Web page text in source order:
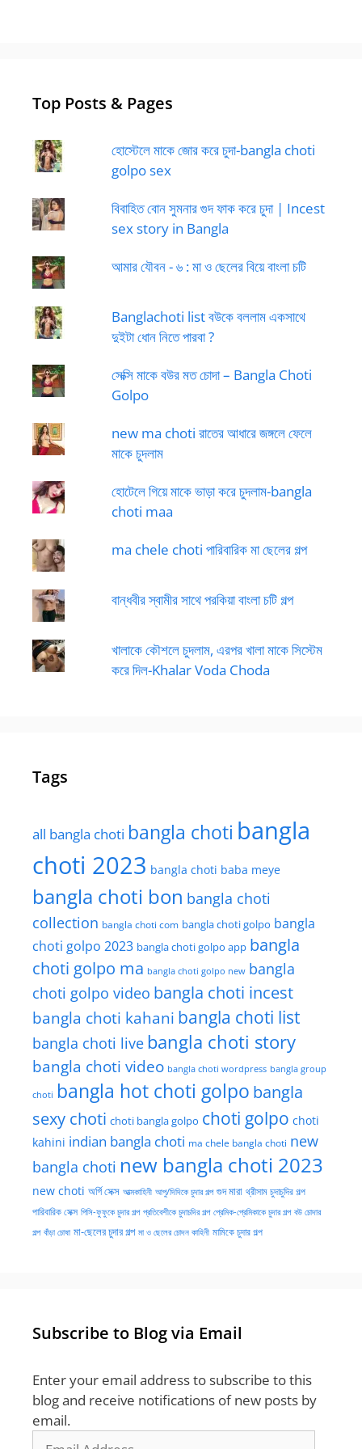
Top Posts & Pages
হোস্টেলে মাকে জোর করে চুদা-bangla choti
golpo sex
বিবাহিত বোন সুমনার গুদ ফাক করে চুদা | Incest
sex story in Bangla
আমার যৌবন - ৬ : মা ও ছেলের বিয়ে বাংলা চটি
Banglachoti list বউকে বললাম একসাথে
দুইটা ধোন নিতে পারবা ?
সেক্সি মাকে বউর মত চোদা – Bangla Choti
Golpo
new ma choti রাতের আধারে জঙ্গলে ফেলে
মাকে চুদলাম
হোটেলে গিয়ে মাকে ভাড়া করে চুদলাম-bangla
choti maa
ma chele choti পারিবারিক মা ছেলের গল্প
বান্ধবীর স্বামীর সাথে পরকিয়া বাংলা চটি গল্প
খালাকে কৌশলে চুদলাম, এরপর খালা মাকে সিস্টেম
করে দিল-Khalar Voda Choda
Tags
all bangla choti bangla choti bangla
choti 2023 bangla choti baba meye
bangla choti bon bangla choti
collection bangla choti com bangla choti golpo bangla
choti golpo 2023 bangla choti golpo app bangla
choti golpo ma bangla choti golpo new bangla
choti golpo video bangla choti incest
bangla choti kahani bangla choti list
bangla choti live bangla choti story
bangla choti video bangla choti wordpress bangla group
choti bangla hot choti golpo bangla
sexy choti choti bangla golpo choti golpo choti
kahini indian bangla choti ma chele bangla choti new
bangla choti new bangla choti 2023
new choti অর্গি সেক্স আত্মকাহিনী আপু/দিদিকে চুদার গল্প গুদ মারা থ্রীসাম চুদাচুদির গল্প
পারিবারিক সেক্স পিসি-ফুফুকে চুদার গল্প প্রতিবেশীকে চুদাচদির গল্প প্রেমিক-প্রেমিকাকে চুদার গল্প বউ চোদার
গল্প বাঁড়া চোষা মা-ছেলের চুদার গল্প মা ও ছেলের চোদন কাহিনী মামিকে চুদার গল্প
Subscribe to Blog via Email
Enter your email address to subscribe to this
blog and receive notifications of new posts by
email.